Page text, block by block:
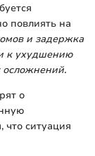
повлиять на
и задержка
к ухудшению
осложнений.
о
ситуация